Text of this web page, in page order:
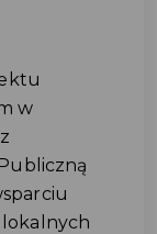
w
lokalnych